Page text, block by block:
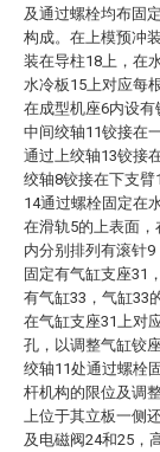
及通过螺栓均布固
构成。在上模预冲
装在导柱18上，在
水冷板15上对应每
在成型机座6内设
中间绞轴11铰接在
通过上绞轴13铰接
绞轴8铰接在下支
14通过螺栓固定在
在滑轨5的上表面
内分别排列有滚针
固定有气缸支座31
有气缸33，气缸33
在气缸支座31上对
孔，以调整气缸铰
绞轴11处通过螺栓
杆机构的限位及调
上位于其立板一侧
及电磁阀24和25，